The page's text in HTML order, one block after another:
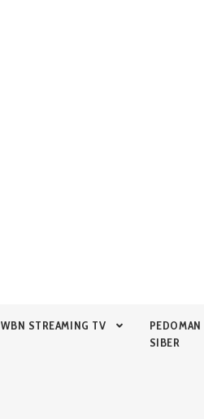
WBN STREAMING TV
PEDOMAN
SIBER